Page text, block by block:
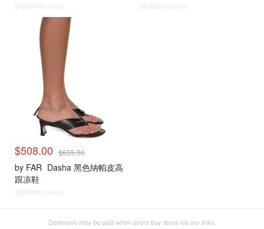
@dealmoon.ca @dealmoon.ca
$508.00 $635.00
by FAR Dasha 黑色纳帕皮高
跟凉鞋
@dealmoon.ca
Dealmoon may be paid when users buy items via our links.